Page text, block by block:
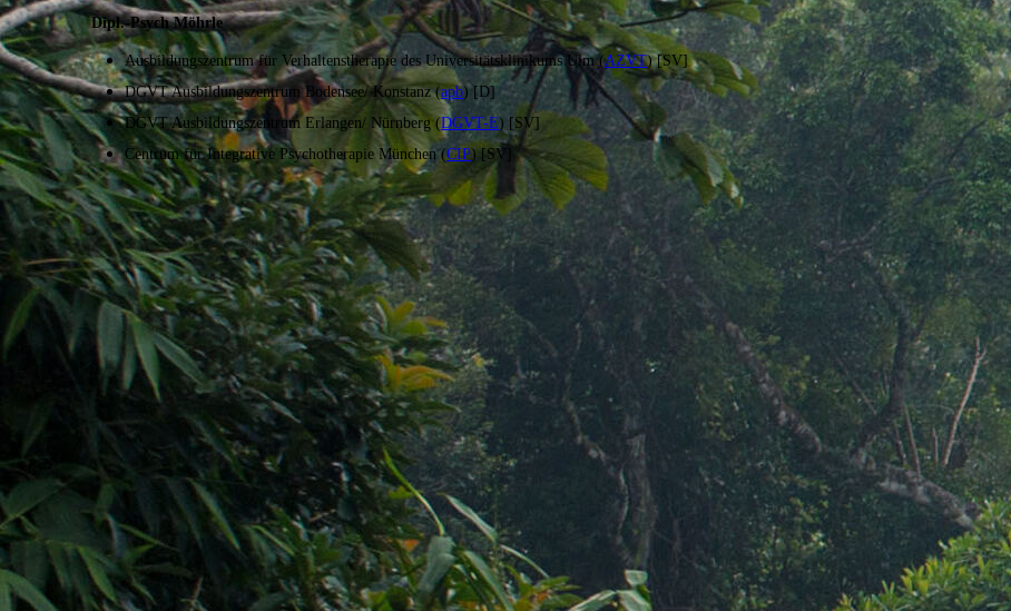
Dipl.-Psych Möhrle
Ausbildungszentrum für Verhaltenstherapie des Universitätsklinikums Ulm (AZVT) [SV]
DGVT Ausbildungszentrum Bodensee/ Konstanz (apb) [D]
DGVT Ausbildungszentrum Erlangen/ Nürnberg (DGVT-E) [SV]
Centrum für Integrative Psychotherapie München (CIP) [SV]